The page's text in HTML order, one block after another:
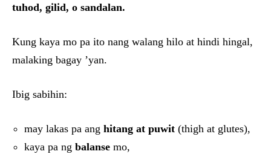
tuhod, gilid, o sandalan.
Kung kaya mo pa ito nang walang hilo at hindi hingal,
malaking bagay ’yan.
Ibig sabihin:
may lakas pa ang hitang at puwit (thigh at glutes),
kaya pa ng balanse mo,